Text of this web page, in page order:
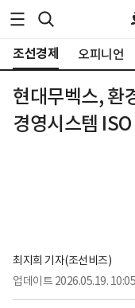
조선경제 오피니언
현대무벡스, 환
경영시스템
최지희 기자(조선비즈)
업데이트 2026.05.19. 10:05